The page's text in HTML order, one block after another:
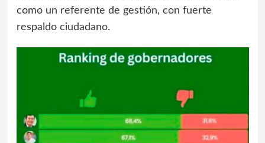
como un referente de gestión, con fuerte
respaldo ciudadano.